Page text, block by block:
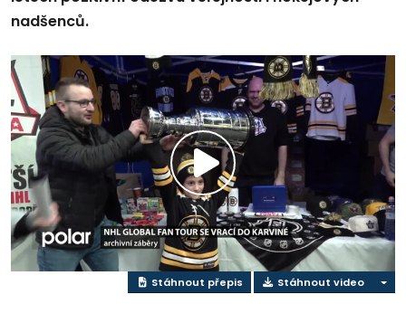
nadšenců.
Přehrát
video
Stáhnout přepis Stáhnout video